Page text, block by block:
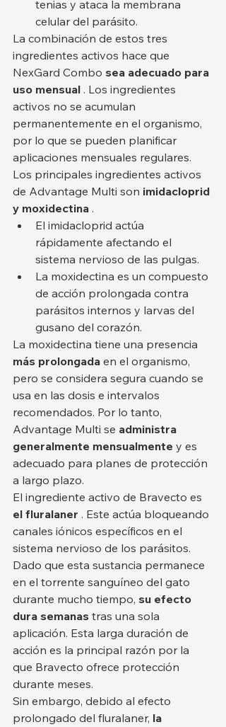
tenias y ataca la membrana
celular del parásito.
La combinación de estos tres
ingredientes activos hace que
NexGard Combo sea adecuado para
uso mensual . Los ingredientes
activos no se acumulan
permanentemente en el organismo,
por lo que se pueden planificar
aplicaciones mensuales regulares.
Los principales ingredientes activos
de Advantage Multi son imidacloprid
y moxidectina .
El imidacloprid actúa
rápidamente afectando el
sistema nervioso de las pulgas.
La moxidectina es un compuesto
de acción prolongada contra
parásitos internos y larvas del
gusano del corazón.
La moxidectina tiene una presencia
más prolongada en el organismo,
pero se considera segura cuando se
usa en las dosis e intervalos
recomendados. Por lo tanto,
Advantage Multi se administra
generalmente mensualmente y es
adecuado para planes de protección
a largo plazo.
El ingrediente activo de Bravecto es
el fluralaner . Este actúa bloqueando
canales iónicos específicos en el
sistema nervioso de los parásitos.
Dado que esta sustancia permanece
en el torrente sanguíneo del gato
durante mucho tiempo, su efecto
dura semanas tras una sola
aplicación. Esta larga duración de
acción es la principal razón por la
que Bravecto ofrece protección
durante meses.
Sin embargo, debido al efecto
prolongado del fluralaner, la